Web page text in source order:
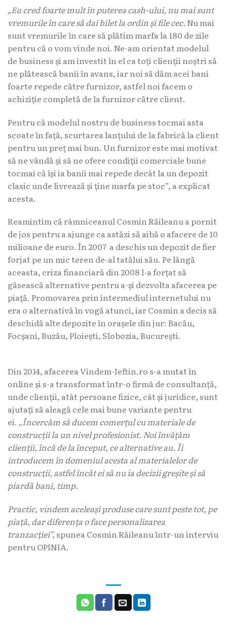
„Eu cred foarte mult în puterea cash-ului, nu mai sunt
vremurile în care să dai bilet la ordin și file cec.Nu mai
sunt vremurile în care să plătim marfa la 180 de zile
pentru că o vom vinde noi. Ne-am orientat modelul
de business și am investit în el ca toți clienții noștri să
ne plătească banii în avans, iar noi să dăm acei bani
foarte repede către furnizor, astfel noi facem o
achiziție completă de la furnizor către client.
Pentru că modelul nostru de business tocmai asta
scoate în față, scurtarea lanțului de la fabrică la client
pentru un preț mai bun. Un furnizor este mai motivat
să ne vândă și să ne ofere condiții comerciale bune
tocmai că își ia banii mai repede decât la un depozit
clasic unde livrează și ține marfa pe stoc”, a explicat
acesta.
Reamintim că râmniceanul Cosmin Răileanu a pornit
de jos pentru a ajunge ca astăzi să aibă o afacere de 10
milioane de euro. În 2007 a deschis un depozit de fier
forjat pe un mic teren de-al tatălui său. Pe lângă
aceasta, criza financiară din 2008 l-a forțat să
găsească alternative pentru a-și dezvolta afacerea pe
piață. Promovarea prin intermediul internetului nu
era o alternativă în vogă atunci, iar Cosmin a decis să
deschidă alte depozite în orașele din jur: Bacău,
Focșani, Buzău, Ploiești, Slobozia, București.
Din 2014, afacerea Vindem-Ieftin.ro s-a mutat în
online și s-a transformat într-o firmă de consultanță,
unde clienții, atât persoane fizice, cât și juridice, sunt
ajutați să aleagă cele mai bune variante pentru
ei. „Încercăm să ducem comerțul cu materiale de
construcții la un nivel profesionist. Noi învățăm
clienții, încă de la început, ce alternative au. Îi
introducem în domeniul acesta al materialelor de
construcții, astfel încât ei să nu ia decizii greșite și să
piardă bani, timp.
Practic, vindem aceleași produse care sunt peste tot, pe
piață, dar diferența o face personalizarea
tranzacției”, spunea Cosmin Răileanu într-un interviu
pentru OPINIA.